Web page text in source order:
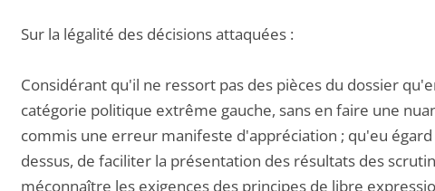
Sur la légalité des décisions attaquées :
Considérant qu'il ne ressort pas des pièces du dossier
catégorie politique extrême gauche, sans en faire une
commis une erreur manifeste d'appréciation ; qu'eu
dessus, de faciliter la présentation des résultats des
méconnaître les exigences des principes de libre